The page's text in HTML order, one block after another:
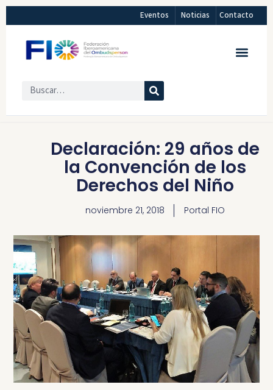
Eventos Noticias Contacto
Declaración: 29 años de
la Convención de los
Derechos del Niño
noviembre 21, 2018 Portal FIO